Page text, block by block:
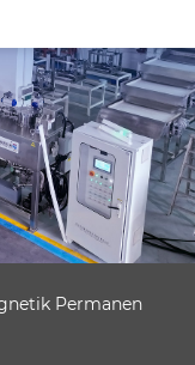
Permanen